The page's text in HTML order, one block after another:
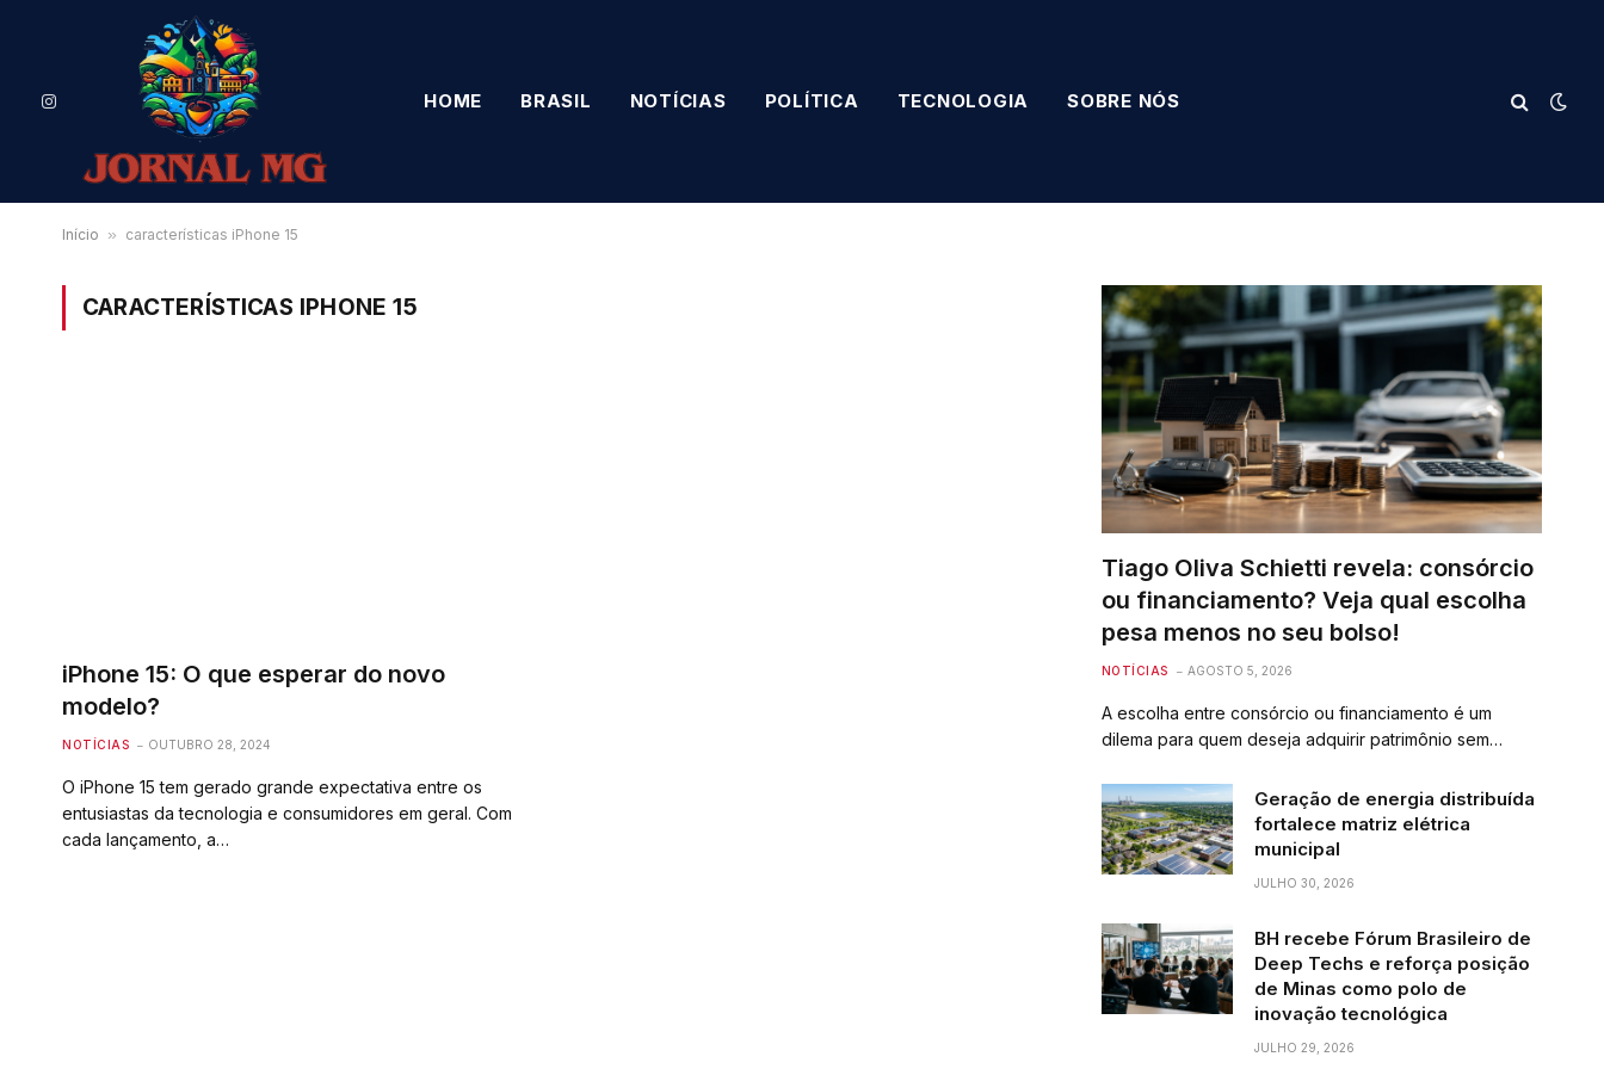
Instagram HOME BRASIL NOTÍCIAS POLÍTICA TECNOLOGIA SOBRE NÓS
Início » características iPhone 15
CARACTERÍSTICAS IPHONE 15
iPhone 15: O que esperar do novo
modelo?
NOTÍCIAS OUTUBRO 28, 2024
O iPhone 15 tem gerado grande expectativa entre os
entusiastas da tecnologia e consumidores em geral. Com
cada lançamento, a…
Tiago Oliva Schietti revela: consórcio
ou financiamento? Veja qual escolha
pesa menos no seu bolso!
NOTÍCIAS AGOSTO 5, 2026
A escolha entre consórcio ou financiamento é um
dilema para quem deseja adquirir patrimônio sem…
Geração de energia distribuída
fortalece matriz elétrica
municipal
JULHO 30, 2026
BH recebe Fórum Brasileiro de
Deep Techs e reforça posição
de Minas como polo de
inovação tecnológica
JULHO 29, 2026